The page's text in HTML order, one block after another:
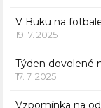
V Buku na
19. 7. 2025
Týden dovolené
17. 7. 2025